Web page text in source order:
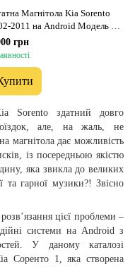
Магнітола Kia Sorento
2011 на Android Модель FS-
CarPlay
грн
Sorento здатний довго
але, на жаль, не
магнітола дає можливість
із посередньою якістю
яка звикла до великих
та гарної музики?! Звісно
цієї проблеми –
системи на Android з
У даному каталозі
Соренто 1, яка створена